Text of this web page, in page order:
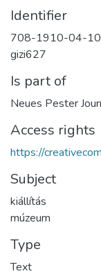
Identifier
708-1910-04-
gizi627
Is part of
Neues Pester
Access rights
https://
Subject
kiállítás
múzeum
Type
Text